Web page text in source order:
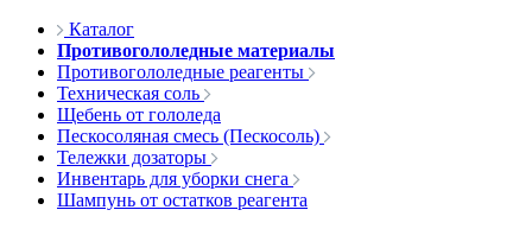
Каталог
Противогололедные материалы
Противогололедные реагенты
Техническая соль
Щебень от гололеда
Пескосоляная смесь (Пескосоль)
Тележки дозаторы
Инвентарь для уборки снега
Шампунь от остатков реагента